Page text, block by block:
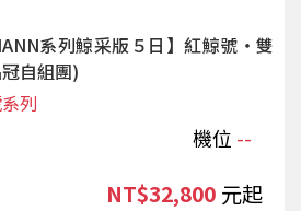
系列鯨采版５日】紅鯨號‧雙
自組團)
機位 --
列
NT$32,800 起